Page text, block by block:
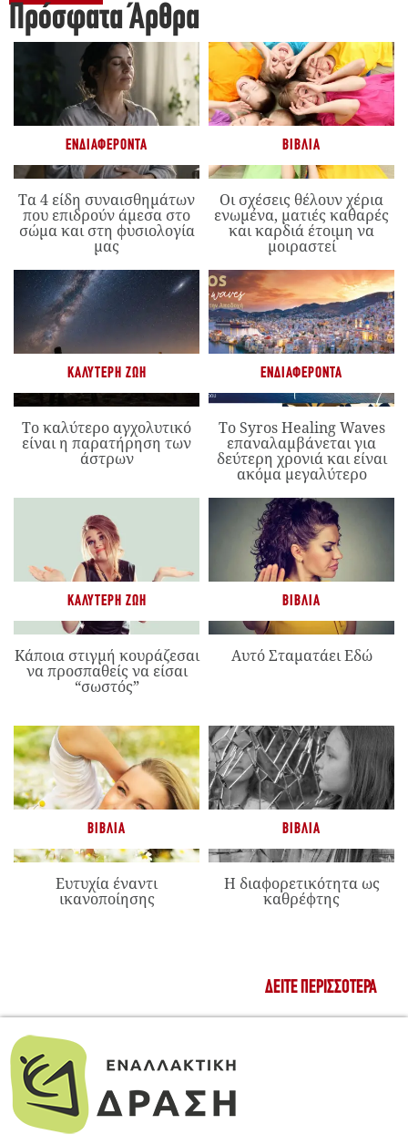
Πρόσφατα Άρθρα
ΕΝΔΙΑΦΈΡΟΝΤΑ
Τα 4 είδη συναισθημάτων
που επιδρούν άμεσα στο
σώμα και στη φυσιολογία
μας
ΒΙΒΛΊΑ
Οι σχέσεις θέλουν χέρια
ενωμένα, ματιές καθαρές
και καρδιά έτοιμη να
μοιραστεί
ΚΑΛΎΤΕΡΗ ΖΩΉ
Το καλύτερο αγχολυτικό
είναι η παρατήρηση των
άστρων
ΕΝΔΙΑΦΈΡΟΝΤΑ
Το Syros Healing Waves
επαναλαμβάνεται για
δεύτερη χρονιά και είναι
ακόμα μεγαλύτερο
ΚΑΛΎΤΕΡΗ ΖΩΉ
Κάποια στιγμή κουράζεσαι
να προσπαθείς να είσαι
“σωστός”
ΒΙΒΛΊΑ
Αυτό Σταματάει Εδώ
ΒΙΒΛΊΑ
Ευτυχία έναντι
ικανοποίησης
ΒΙΒΛΊΑ
Η διαφορετικότητα ως
καθρέφτης
ΔΕΊΤΕ ΠΕΡΙΣΣΌΤΕΡΑ